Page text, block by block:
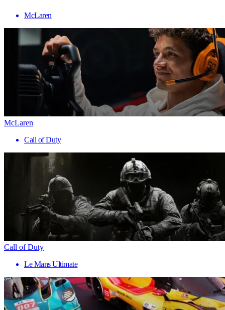
McLaren
McLaren
Call of Duty
Call of Duty
Le Mans Ultimate